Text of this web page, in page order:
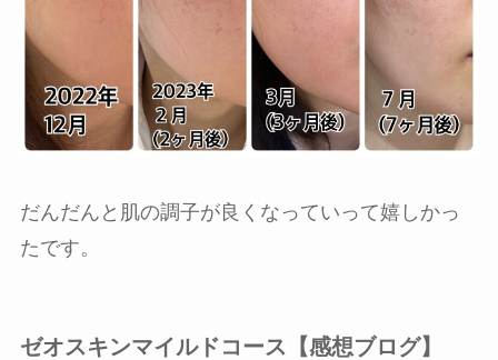
だんだんと肌の調子が良くなっていって嬉しかっ
たです。
ゼオスキンマイルドコース【感想ブログ】